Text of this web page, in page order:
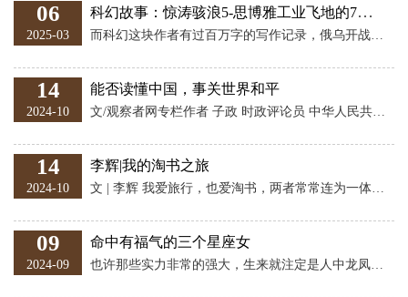
06
2025-03
科幻故事：惊涛骇浪5-思博雅工业飞地的7万吨电动航母
而科幻这块作者有过百万字的写作记录，俄乌开战前一年就预测了无人机在战场上的大量使用情况，因为有故事情节，可读性强！接下来更新的这个故事，花旗国与思博亚工业飞地在海洋上的力量博弈，看似基于现实军事背景，却融入了科幻要素，会给大家带来不一样的阅读体验。在这里，航母不再是传统意义上的普通战舰，而是被赋予了更多科技，舰载机也拥有超乎想象的能力，可以说就是预测的未来的海空战的场景！ B21损失惨重，中校身陷囹圄； 97架B21轰炸机遭到思博亚的F23系列战机群拦截后损失惨重，很多都冒着烟，不是带伤返航，
14
2024-10
能否读懂中国，事关世界和平
文/观察者网专栏作者 子政 时政评论员 中华人民共和国成立75周年了，四分之三个世纪，时间不短了。但是，对这个特别的国家，世界上大多数人还是读不懂，误会和曲解处处可见。尤其在西方社会，或者由于无知，或者出于故意，或者两者兼有，导致西方人在谈论中国时总是不着边际，不知所云。 考虑到中国在当今世界上的突出地位，尤其是在维护世界和平上的独特作用，此事已不是一个小问题。 美西方的政客和媒体，关于中国的认知基本上是无知和故意两种成分的大杂烩，无法认真对待。虽然口头上都在说要加强双方沟通、增进相互理解，但
14
2024-10
李辉|我的淘书之旅
文 | 李辉 我爱旅行，也爱淘书，两者常常连为一体。这些年来，天南海北我到处旅行，每到一地，找到一两个旧书店或旧书摊，运气好，再偶有所获，旅行便顿时美妙无比。 在我来说，淘书是一种乐趣，一种需要。我不藏书，更不奢望成为一个藏书家，只是根据自己研究专题的需要，或者仅仅出于好奇、出于对史料的热衷而淘书。个人档案，历次政治运动的表格，不热门的人的不热门的书，等等，许多很难受藏书家青睐的东西，常常在我选择之列。好在多一件是好事，少一件也不要紧，这样也就少了一份急切，或者非找到不可的那种痴迷。 随意淘书
09
2024-09
命中有福气的三个星座女
也许那些实力非常的强大，生来就注定是人中龙凤的人，已经是特别的让人羡慕和眼红了。 但是那些命中有福气的女生，哪怕是没有突出的天赋和能力，都能够过好自己的生活，更是会让人十分感慨了。 双鱼座 双鱼座的女生让人觉得比较突出的特点就是她们拥有着天马行空的想象力和创造力，内心当中也会有着一个比较好的心态，无论遇到什么样的事情，都会让自己有着积极乐观的一面，始终能够让自己的性格保持那种单纯与天真，更好的践行自己内心当中的善意。 但尽管如此，双鱼座的女生好像也能够让自己无所作为的去过好自己，平平淡淡的一生